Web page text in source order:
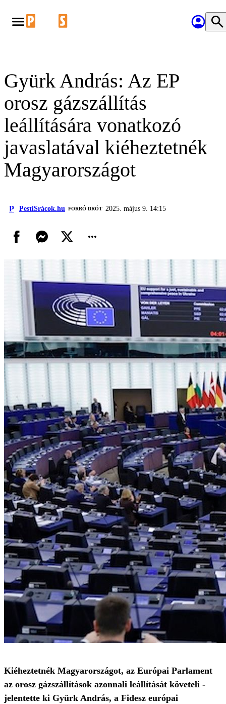
Gyürk András: Az EP
orosz gázszállítás
leállítására vonatkozó
javaslatával kiéheztetnék
Magyarországot
P PestiSrácok.hu FORRÓ DRÓT 2025. május 9. 14:15
Kiéheztetnék Magyarországot, az Európai Parlament
az orosz gázszállítások azonnali leállítását követeli -
jelentette ki Gyürk András, a Fidesz európai